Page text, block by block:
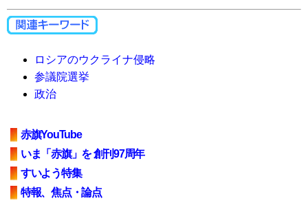
ロシアのウクライナ侵略
参議院選挙
政治
赤旗YouTube
いま「赤旗」を 創刊97周年
すいよう特集
特報、焦点・論点